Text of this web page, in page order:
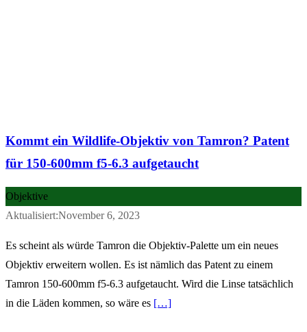
Kommt ein Wildlife-Objektiv von Tamron? Patent
für 150-600mm f5-6.3 aufgetaucht
Objektive
Aktualisiert:November 6, 2023
Es scheint als würde Tamron die Objektiv-Palette um ein neues
Objektiv erweitern wollen. Es ist nämlich das Patent zu einem
Tamron 150-600mm f5-6.3 aufgetaucht. Wird die Linse tatsächlich
in die Läden kommen, so wäre es […]